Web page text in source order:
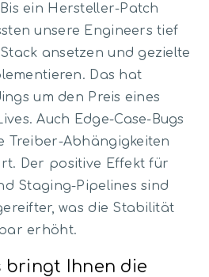
ein Hersteller-Patch
unsere Engineers tief
ansetzen und gezielte
Das hat
um den Preis eines
Auch Edge-Case-Bugs
Treiber-Abhängigkeiten
Der positive Effekt für
Staging-Pipelines sind
was die Stabilität
erhöht.
bringt Ihnen die